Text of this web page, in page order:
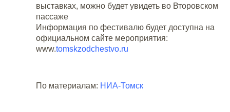
выставках, можно будет увидеть во Второвском
пассаже
Информация по фестивалю будет доступна на
официальном сайте мероприятия:
www.tomskzodchestvo.ru
По материалам: НИА-Томск